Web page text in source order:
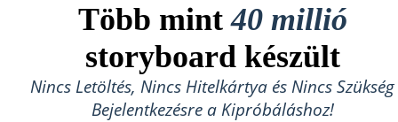
Több mint40 millió
storyboard készült
Nincs Letöltés, Nincs Hitelkártya és Nincs Szükség
Bejelentkezésre a Kipróbáláshoz!